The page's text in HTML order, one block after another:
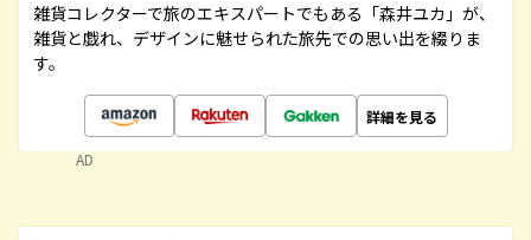
雑貨コレクターで旅のエキスパートでもある「森井ユカ」が、
雑貨と戯れ、デザインに魅せられた旅先での思い出を綴りま
す。
詳細を見る
AD